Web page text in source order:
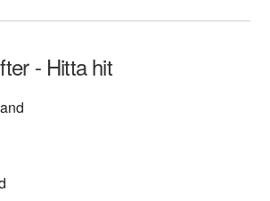
- Hitta hit